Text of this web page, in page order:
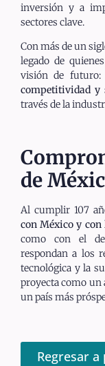
inversión y a
sectores clave.
Con más de un
legado de
visión de
competitividad y
través de la
de
Al cumplir 107
con México y con
como con el
respondan a los
tecnológica y la
proyecta como un
un país más
Regresar